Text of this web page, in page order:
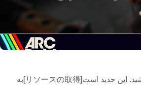
اگر اخیراً با به‌روزرسانی Flashpoint بازگشته‌اید، ممکن است از دیدن اینکه کاردستی ساده‌تر شده است، شگفت‌زده شده باشید. این جدید است[リソースの取得]به